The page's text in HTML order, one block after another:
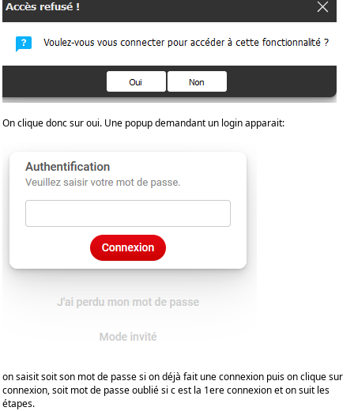
On clique donc sur oui. Une popup demandant un login apparait:
on saisit soit son mot de passe si on déjà fait une connexion puis on clique sur
connexion, soit mot de passe oublié si c est la 1ere connexion et on suit les
étapes.